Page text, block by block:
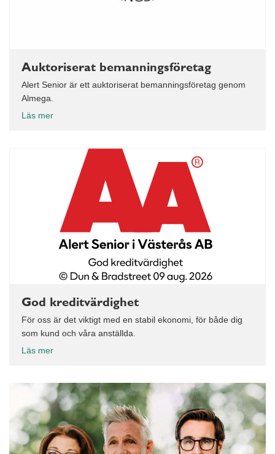
Auktoriserat bemanningsföretag
Alert Senior är ett auktoriserat bemanningsföretag genom
Almega.
Läs mer
God kreditvärdighet
För oss är det viktigt med en stabil ekonomi, för både dig
som kund och våra anställda.
Läs mer